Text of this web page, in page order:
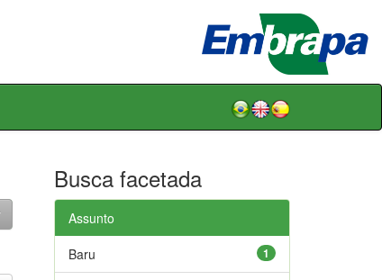
Busca facetada
Assunto
1
Baru